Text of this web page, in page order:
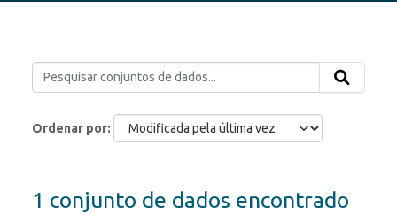
Ordenar por
1 conjunto de dados encontrado